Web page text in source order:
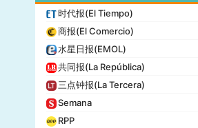
时代报(El Tiempo)
商报(El Comercio)
水星日报(EMOL)
共同报(La República)
三点钟报(La Tercera)
Semana
RPP